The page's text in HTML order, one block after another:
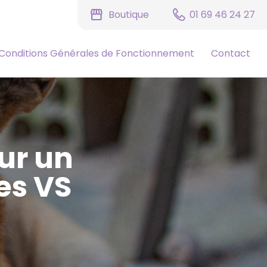
storefront Boutique 01 69 46 24 27
Générales de Fonctionnement Contact
un
VS